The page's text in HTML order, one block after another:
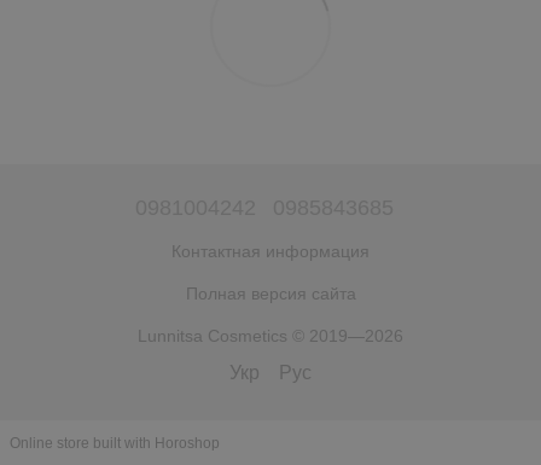
Контактная информация
Полная версия сайта
Lunnitsa Cosmetics © 2019—2026
Укр Рус
Online store built with Horoshop